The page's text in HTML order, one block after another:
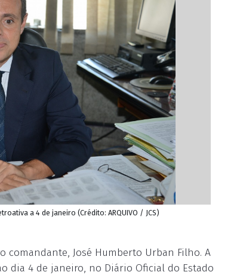
a 4 de janeiro (Crédito: ARQUIVO / JCS)
comandante, José Humberto Urban Filho. A
dia 4 de janeiro, no Diário Oficial do Estado